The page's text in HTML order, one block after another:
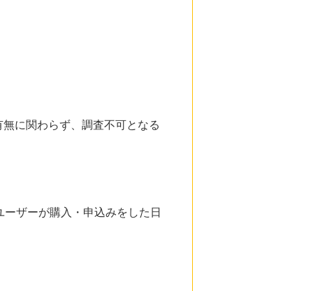
に関わらず、調査不可となる
ザーが購入・申込みをした日